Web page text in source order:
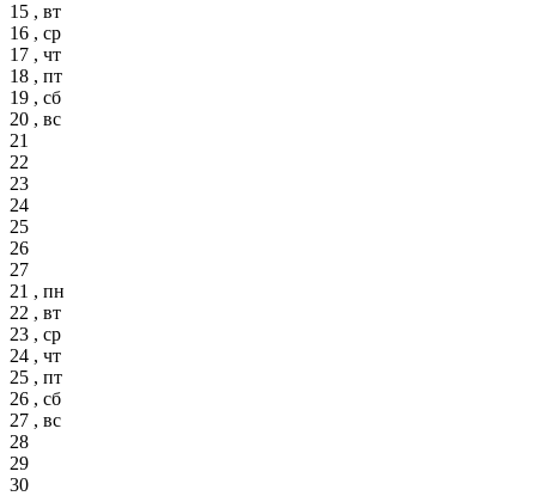
15 , вт
16 , ср
17 , чт
18 , пт
19 , сб
20 , вс
21
22
23
24
25
26
27
21 , пн
22 , вт
23 , ср
24 , чт
25 , пт
26 , сб
27 , вс
28
29
30